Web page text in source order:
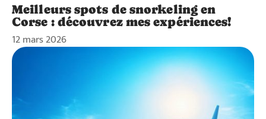
Meilleurs spots de snorkeling en
Corse : découvrez mes expériences!
12 mars 2026